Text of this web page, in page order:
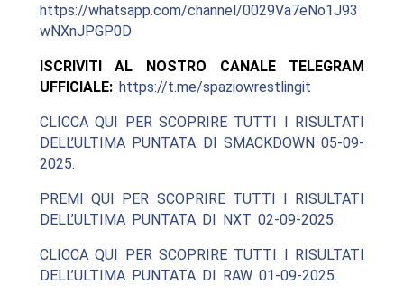
https://whatsapp.com/channel/0029Va7eNo1J93
wNXnJPGP0D
ISCRIVITI AL NOSTRO CANALE TELEGRAM
UFFICIALE: https://t.me/spaziowrestlingit
CLICCA QUI PER SCOPRIRE TUTTI I RISULTATI
DELL’ULTIMA PUNTATA DI SMACKDOWN 05-09-
2025.
PREMI QUI PER SCOPRIRE TUTTI I RISULTATI
DELL’ULTIMA PUNTATA DI NXT 02-09-2025.
CLICCA QUI PER SCOPRIRE TUTTI I RISULTATI
DELL’ULTIMA PUNTATA DI RAW 01-09-2025.